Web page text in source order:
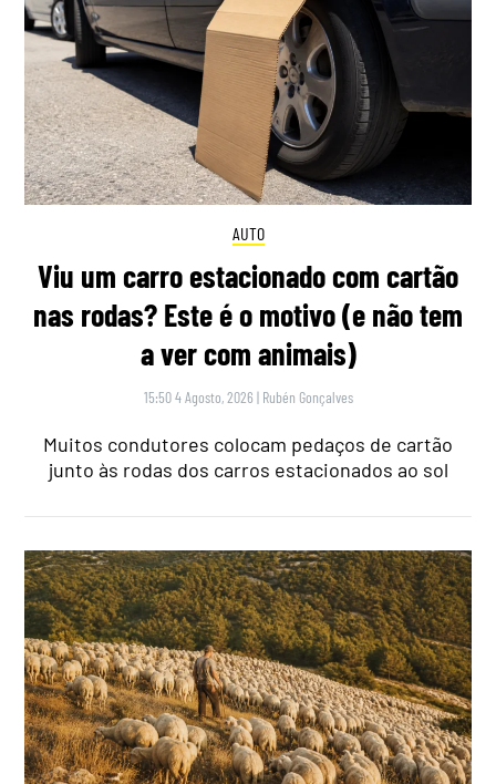
AUTO
Viu um carro estacionado com cartão
nas rodas? Este é o motivo (e não tem
a ver com animais)
15:50 4 Agosto, 2026 | Rubén Gonçalves
Muitos condutores colocam pedaços de cartão
junto às rodas dos carros estacionados ao sol